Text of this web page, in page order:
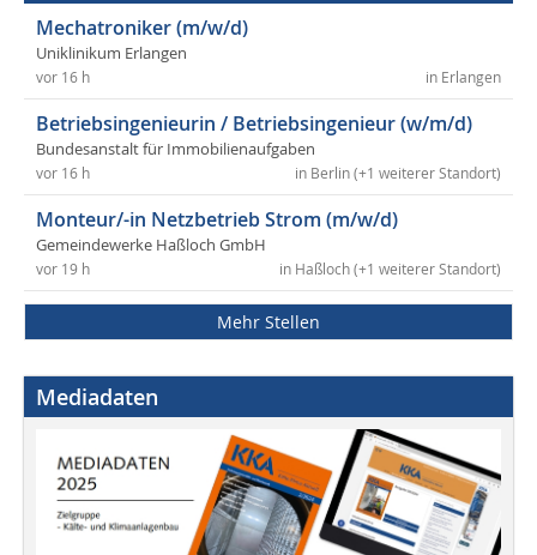
Mechatroniker (m/w/d)
Uniklinikum Erlangen
in Erlangen
vor 16 h
Betriebsingenieurin / Betriebsingenieur (w/m/d)
Bundesanstalt für Immobilienaufgaben
in Berlin (+1 weiterer Standort)
vor 16 h
Monteur/-in Netzbetrieb Strom (m/w/d)
Gemeindewerke Haßloch GmbH
in Haßloch (+1 weiterer Standort)
vor 19 h
Mehr Stellen
Mediadaten